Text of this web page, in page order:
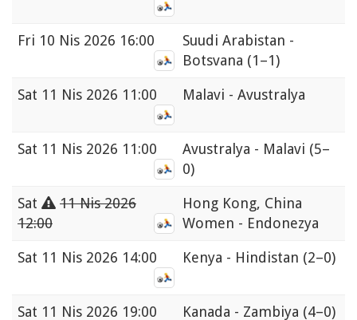
Fri 10 Nis 2026 16:00
Suudi Arabistan -
Botsvana (1–1)
Sat 11 Nis 2026 11:00 Malavi - Avustralya
Sat 11 Nis 2026 11:00 Avustralya - Malavi (5–
0)
Sat
11 Nis 2026
12:00
Hong Kong, China
Women - Endonezya
Sat 11 Nis 2026 14:00 Kenya - Hindistan (2–0)
Sat 11 Nis 2026 19:00 Kanada - Zambiya (4–0)